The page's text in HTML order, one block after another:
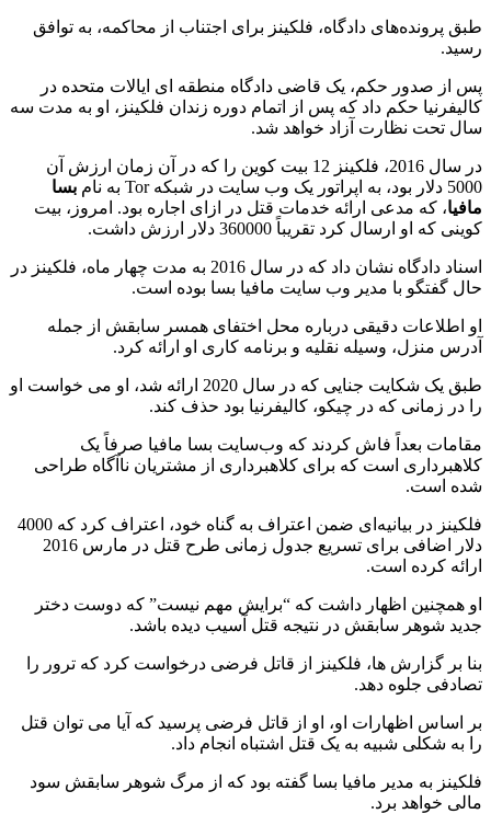
طبق پرونده‌های دادگاه، فلکینز برای اجتناب از محاکمه، به توافق
رسید.
پس از صدور حکم، یک قاضی دادگاه منطقه ای ایالات متحده در
کالیفرنیا حکم داد که پس از اتمام دوره زندان فلکینز، او به مدت سه
سال تحت نظارت آزاد خواهد شد.
در سال 2016، فلکینز 12 بیت کوین را که در آن زمان ارزش آن
5000 دلار بود، به اپراتور یک وب سایت در شبکه Tor به نام
بسا
مافیا، که مدعی ارائه خدمات قتل در ازای اجاره بود. امروز، بیت
کوینی که او ارسال کرد تقریباً 360000 دلار ارزش داشت.
اسناد دادگاه نشان داد که در سال 2016 به مدت چهار ماه، فلکینز در
حال گفتگو با مدیر وب سایت مافیا بسا بوده است.
او اطلاعات دقیقی درباره محل اختفای همسر سابقش از جمله
آدرس منزل، وسیله نقلیه و برنامه کاری او ارائه کرد.
طبق یک شکایت جنایی که در سال 2020 ارائه شد، او می خواست او
را در زمانی که در چیکو، کالیفرنیا بود حذف کند.
مقامات بعداً فاش کردند که وب‌سایت بسا مافیا صرفاً یک
کلاهبرداری است که برای کلاهبرداری از مشتریان ناآگاه طراحی
شده است.
فلکینز در بیانیه‌ای ضمن اعتراف به گناه خود، اعتراف کرد که 4000
دلار اضافی برای تسریع جدول زمانی طرح قتل در مارس 2016
ارائه کرده است.
او همچنین اظهار داشت که “برایش مهم نیست” که دوست دختر
جدید شوهر سابقش در نتیجه قتل آسیب دیده باشد.
بنا بر گزارش ها، فلکینز از قاتل فرضی درخواست کرد که ترور را
تصادفی جلوه دهد.
بر اساس اظهارات او، او از قاتل فرضی پرسید که آیا می توان قتل
را به شکلی شبیه به یک قتل اشتباه انجام داد.
فلکینز به مدیر مافیا بسا گفته بود که از مرگ شوهر سابقش سود
مالی خواهد برد.